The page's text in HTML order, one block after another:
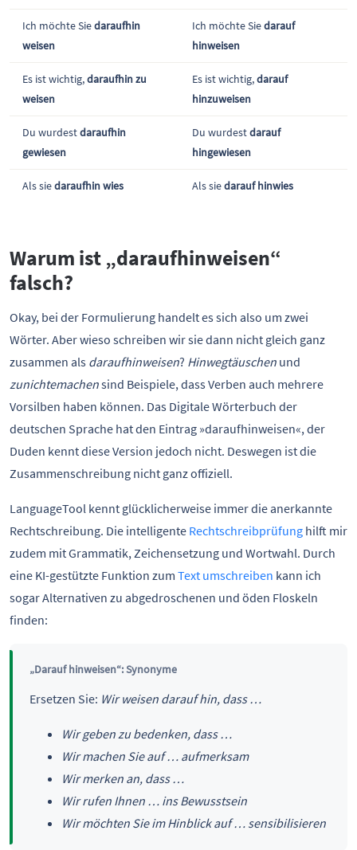
Ich möchte Siedaraufhin
weisen
Ich möchte Siedarauf
hinweisen
Es ist wichtig,daraufhin zu
weisen
Es ist wichtig,darauf
hinzuweisen
Du wurdestdaraufhin
gewiesen
Du wurdestdarauf
hingewiesen
Als siedaraufhin wies Als siedarauf hinwies
Warum ist „daraufhinweisen“
falsch?
Okay, bei der Formulierung handelt es sich also um zwei
Wörter. Aber wieso schreiben wir sie dann nicht gleich ganz
zusammen als daraufhinweisen? Hinwegtäuschen und
zunichtemachensind Beispiele, dass Verben auch mehrere
Vorsilben haben können. Das Digitale Wörterbuch der
deutschen Sprache hat den Eintrag »daraufhinweisen«, der
Duden kennt diese Version jedoch nicht. Deswegen ist die
Zusammenschreibung nicht ganz offiziell.
LanguageTool kennt glücklicherweise immer die anerkannte
Rechtschreibung. Die intelligente Rechtschreibprüfung hilft mir
zudem mit Grammatik, Zeichensetzung und Wortwahl. Durch
eine KI-gestützte Funktion zum Text umschreiben kann ich
sogar Alternativen zu abgedroschenen und öden Floskeln
finden:
„Darauf hinweisen“: Synonyme
Ersetzen Sie: Wir weisen darauf hin, dass …
Wir geben zu bedenken, dass …
Wir machen Sie auf … aufmerksam
Wir merken an, dass …
Wir rufen Ihnen … ins Bewusstsein
Wir möchten Sie im Hinblick auf … sensibilisieren